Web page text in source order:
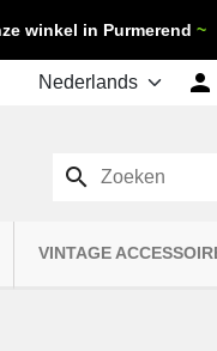
winkel in Purmerend ~

VINTAGE
search